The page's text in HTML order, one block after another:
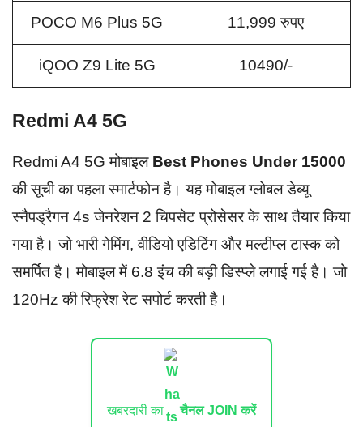
POCO M6 Plus 5G 11,999 रुपए
iQOO Z9 Lite 5G 10490/-
Redmi A4 5G
Redmi A4 5G मोबाइल Best Phones Under 15000
की सूची का पहला स्मार्टफोन है। यह मोबाइल ग्लोबल डेब्यू
स्नैपड्रैगन 4s जेनरेशन 2 चिपसेट प्रोसेसर के साथ तैयार किया
गया है। जो भारी गेमिंग, वीडियो एडिटिंग और मल्टीप्ल टास्क को
समर्पित है। मोबाइल में 6.8 इंच की बड़ी डिस्प्ले लगाई गई है। जो
120Hz की रिफ्रेश रेट सपोर्ट करती है।
खबरदारी का चैनल JOIN करें